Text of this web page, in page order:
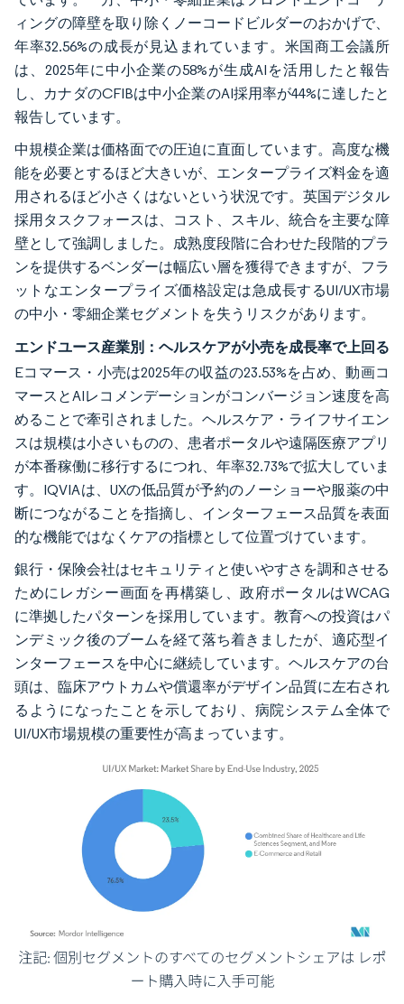
ィングの障壁を取り除くノーコードビルダーのおかげで、
年率32.56%の成長が見込まれています。米国商工会議所
は、2025年に中小企業の58%が生成AIを活用したと報告
し、カナダのCFIBは中小企業のAI採用率が44%に達したと
報告しています。
中規模企業は価格面での圧迫に直面しています。高度な機
能を必要とするほど大きいが、エンタープライズ料金を適
用されるほど小さくはないという状況です。英国デジタル
採用タスクフォースは、コスト、スキル、統合を主要な障
壁として強調しました。成熟度段階に合わせた段階的プラ
ンを提供するベンダーは幅広い層を獲得できますが、フラ
ットなエンタープライズ価格設定は急成長するUI/UX市場
の中小・零細企業セグメントを失うリスクがあります。
エンドユース産業別：ヘルスケアが小売を成長率で上回る
Eコマース・小売は2025年の収益の23.53%を占め、動画コ
マースとAIレコメンデーションがコンバージョン速度を高
めることで牽引されました。ヘルスケア・ライフサイエン
スは規模は小さいものの、患者ポータルや遠隔医療アプリ
が本番稼働に移行するにつれ、年率32.73%で拡大していま
す。IQVIAは、UXの低品質が予約のノーショーや服薬の中
断につながることを指摘し、インターフェース品質を表面
的な機能ではなくケアの指標として位置づけています。
銀行・保険会社はセキュリティと使いやすさを調和させる
ためにレガシー画面を再構築し、政府ポータルはWCAG
に準拠したパターンを採用しています。教育への投資はパ
ンデミック後のブームを経て落ち着きましたが、適応型イ
ンターフェースを中心に継続しています。ヘルスケアの台
頭は、臨床アウトカムや償還率がデザイン品質に左右され
るようになったことを示しており、病院システム全体で
UI/UX市場規模の重要性が高まっています。
画像 © Mordor Intelligence。再利用にはCC BY 4.0の表示が必要です。